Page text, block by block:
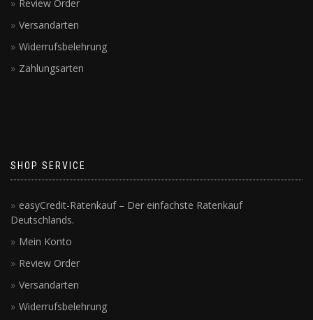
Review Order
Versandarten
Widerrufsbelehrung
Zahlungsarten
SHOP SERVICE
easyCredit-Ratenkauf – Der einfachste Ratenkauf
Deutschlands.
Mein Konto
Review Order
Versandarten
Widerrufsbelehrung